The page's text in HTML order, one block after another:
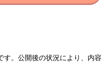
。公開後の状況により、内容